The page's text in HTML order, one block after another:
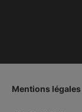
Mentions légales